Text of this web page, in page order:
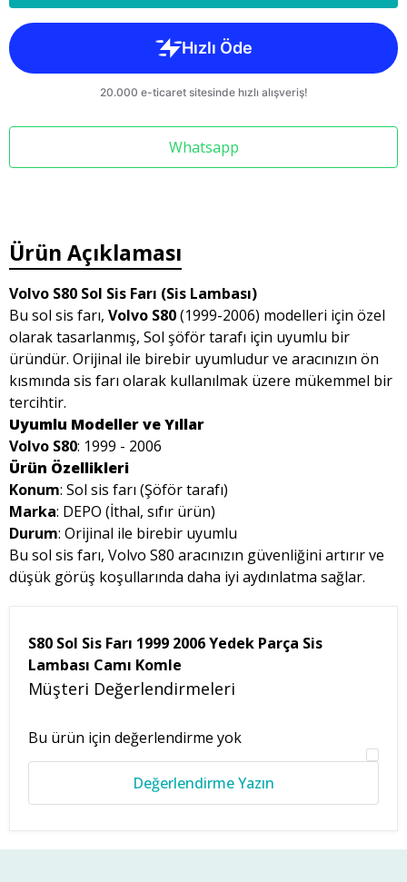
Whatsapp
Ürün Açıklaması
Volvo S80 Sol Sis Farı (Sis Lambası)
Bu sol sis farı, Volvo S80(1999-2006) modelleri için özel
olarak tasarlanmış, Sol şöför tarafı için uyumlu bir
üründür. Orijinal ile birebir uyumludur ve aracınızın ön
kısmında sis farı olarak kullanılmak üzere mükemmel bir
tercihtir.
Uyumlu Modeller ve Yıllar
Volvo S80: 1999 - 2006
Ürün Özellikleri
Konum: Sol sis farı (Şöför tarafı)
Marka: DEPO (İthal, sıfır ürün)
Durum: Orijinal ile birebir uyumlu
Bu sol sis farı, Volvo S80 aracınızın güvenliğini artırır ve
düşük görüş koşullarında daha iyi aydınlatma sağlar.
S80 Sol Sis Farı 1999 2006 Yedek Parça Sis
Lambası Camı Komle
Müşteri Değerlendirmeleri
Bu ürün için değerlendirme yok
Değerlendirme Yazın